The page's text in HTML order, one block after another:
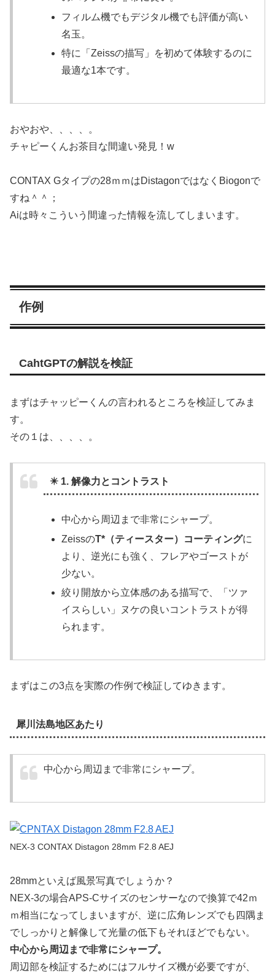
フィルム機でもデジタル機でも評価が高い
名玉。
特に「Zeissの描写」を初めて体験するのに
最適な1本です。
おやおや、、、、。
チャピーくんお茶目な間違い発見！w
CONTAX Gタイプの28ｍｍはDistagonではなくBiogonで
すね＾＾；
Aiは時々こういう間違った情報を流してしまいます。
作例
CahtGPTの解説を検証
まずはチャッピーくんの言われるところを検証してみま
す。
その１は、、、、。
✴️ 1. 解像力とコントラスト
中心から周辺まで非常にシャープ。
ZeissのT*（ティースター）コーティングに
より、逆光にも強く、フレアやゴーストが
少ない。
絞り開放から立体感のある描写で、「ツァ
イスらしい」ヌケの良いコントラストが得
られます。
まずはこの3点を実際の作例で検証してゆきます。
犀川法島地区あたり
中心から周辺まで非常にシャープ。
NEX-3 CONTAX Distagon 28mm F2.8 AEJ
28mmといえば風景写真でしょうか？
NEX-3の場合APS-Cサイズのセンサーなので換算で42ｍ
ｍ相当になってしまいますが、逆に広角レンズでも四隅ま
でしっかりと解像して光量の低下もそれほどでもない。
中心から周辺まで非常にシャープ。
周辺部を検証するためにはフルサイズ機が必要ですが、